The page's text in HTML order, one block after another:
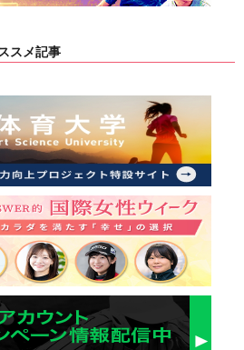
スメ記事